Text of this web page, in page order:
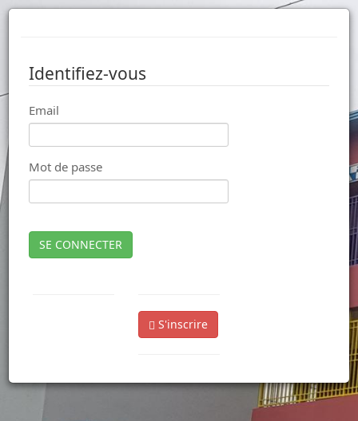
Identifiez-vous
Email
Mot de passe
SE CONNECTER
S'inscrire